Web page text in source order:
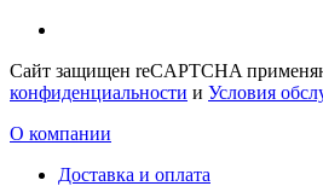
Сайт защищен reCAPTCHA
конфиденциальности и Условия
О компании
Доставка и оплата